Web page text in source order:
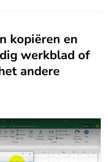
kopiëren en
werkblad of
andere